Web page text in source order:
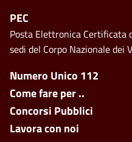
Footer side menu
Numero Unico 112
Come fare per ..
Concorsi Pubblici
Lavora con noi
PEC
Posta Elettronica Certificata
sedi del Corpo Nazionale dei